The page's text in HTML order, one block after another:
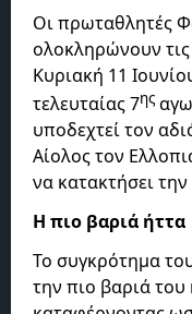
Οι πρωταθλητές
ολοκληρώνουν
Κυριακή 11
τελευταίας 7ης
υποδεχτεί τον
Αίολος τον
να κατακτήσει
Η πιο βαριά ήττα
Το συγκρότημα
την πιο βαριά του